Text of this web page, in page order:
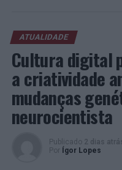
ATUALIDADE
Cultura digital
a criatividade
mudanças
neurocientista
Publicado 2 dias atrás
Por
Ígor Lopes